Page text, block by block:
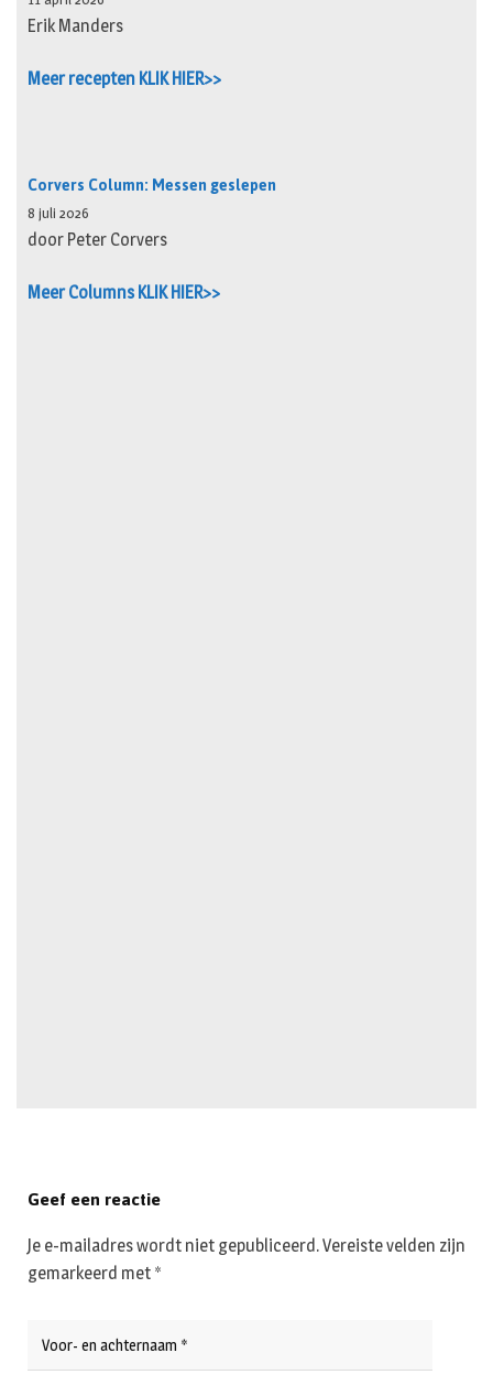
Erik Manders
Meer recepten KLIK HIER>>
Corvers Column: Messen geslepen
8 juli 2026
door Peter Corvers
Meer Columns KLIK HIER>>
Geef een reactie
Je e-mailadres wordt niet gepubliceerd.Vereiste velden zijn
gemarkeerd met *